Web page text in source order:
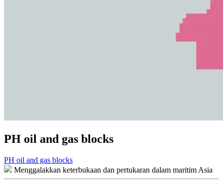
PH oil and gas blocks
Navigasi
kiriman
PH oil and gas blocks
Menggalakkan keterbukaan dan pertukaran dalam maritim Asia